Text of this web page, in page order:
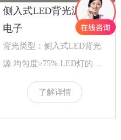
侧入式LED背光源-扬润
电子
背光类型：侧入式LED背光
源 均匀度≥75% LED灯的选
择：白、蓝、绿、黄、红...
了解详情